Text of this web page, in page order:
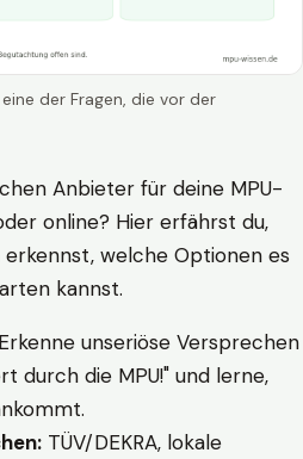
der Fragen, die vor der
Anbieter für deine MPU-
online? Hier erfährst du,
welche Optionen es
kannst.
Erkenne unseriöse Versprechen
durch die MPU!" und lerne,
TÜV/DEKRA, lokale